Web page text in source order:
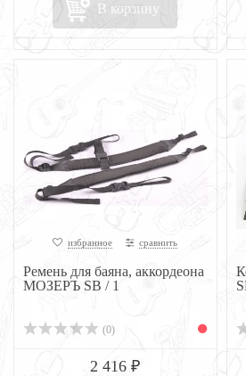
В корзину
избранное сравнить
Ремень для баяна, аккордеона
МОЗЕРЪ SB / 1
(0)
2 416 ₽